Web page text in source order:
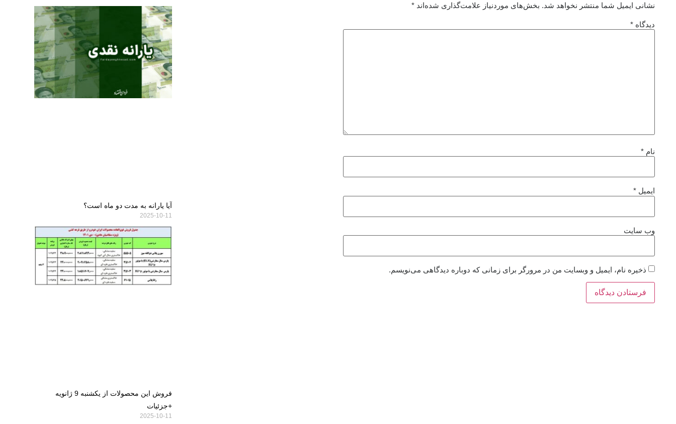
نشانی ایمیل شما منتشر نخواهد شد. بخش‌های موردنیاز علامت‌گذاری شده‌اند *
دیدگاه *
نام *
ایمیل *
وب‌ سایت
ذخیره نام، ایمیل و وبسایت من در مرورگر برای زمانی که دوباره دیدگاهی می‌نویسم.
آیا یارانه به مدت دو ماه است؟
2025-10-11
فروش این محصولات از یکشنبه 9 ژانویه
+جزئیات
2025-10-11